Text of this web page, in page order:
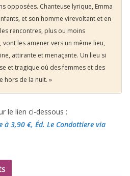
opposées. Chanteuse lyrique, Emma
et son homme virevoltant et en
rencontres, plus ou moins
les amener vers un même lieu,
attirante et menaçante. Un lieu si
et tragique où des femmes et des
hors de la nuit. »
le lien ci-dessous :
à 3,90 €, Éd. Le Condottiere via